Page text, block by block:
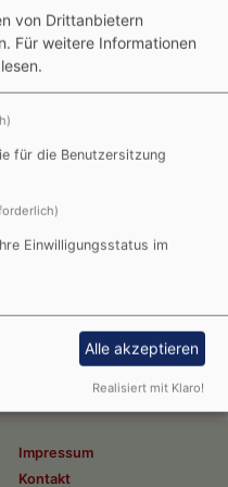
Auch in diesem Jahr
wieder unsere
Dieses Mal zum
Fußbereichsmenü
Impressum
Kontakt
von Drittanbietern
Für weitere Informationen
lesen.
für die Benutzersitzung
Einwilligungsstatus im
Alle akzeptieren
Realisiert mit Klaro!